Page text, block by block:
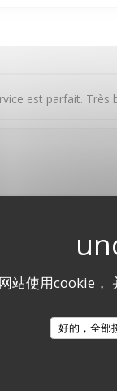
站使用cookie，
好的，全部
est parfait. Très